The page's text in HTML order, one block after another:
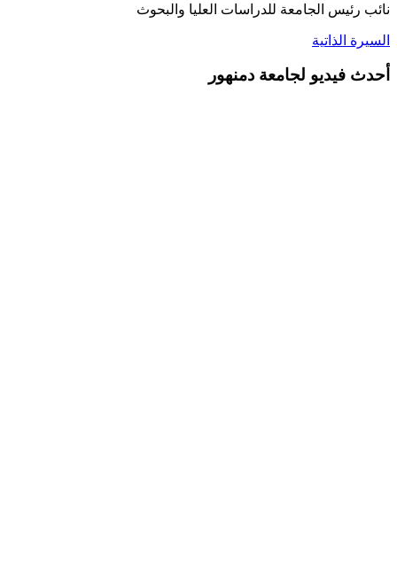
نائب رئيس الجامعة للدراسات العليا والبحوث
السيرة الذاتية
أحدث فيديو لجامعة دمنهور